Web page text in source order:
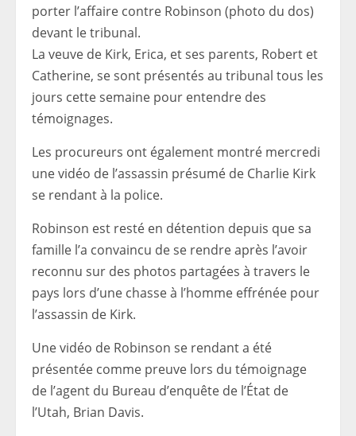
porter l’affaire contre Robinson (photo du dos)
devant le tribunal.
La veuve de Kirk, Erica, et ses parents, Robert et
Catherine, se sont présentés au tribunal tous les
jours cette semaine pour entendre des
témoignages.
Les procureurs ont également montré mercredi
une vidéo de l’assassin présumé de Charlie Kirk
se rendant à la police.
Robinson est resté en détention depuis que sa
famille l’a convaincu de se rendre après l’avoir
reconnu sur des photos partagées à travers le
pays lors d’une chasse à l’homme effrénée pour
l’assassin de Kirk.
Une vidéo de Robinson se rendant a été
présentée comme preuve lors du témoignage
de l’agent du Bureau d’enquête de l’État de
l’Utah, Brian Davis.